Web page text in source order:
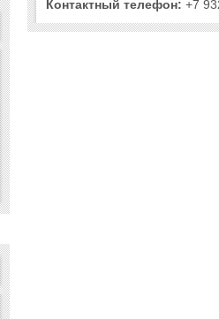
Контактный телефон: +7